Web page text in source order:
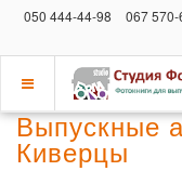
050 444-44-98 067 570-
Показать
меню
Выпускные
Киверцы